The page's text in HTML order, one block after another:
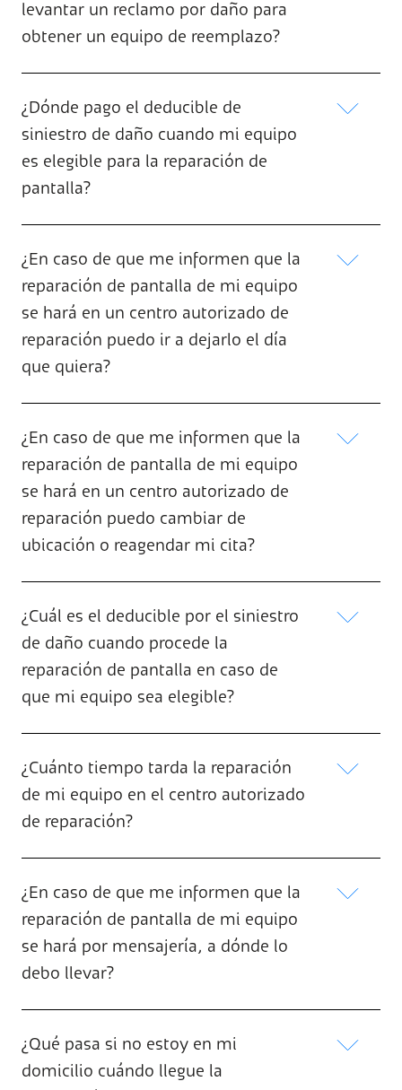
levantar un reclamo por daño para
obtener un equipo de reemplazo?
¿Dónde pago el deducible de
siniestro de daño cuando mi equipo
es elegible para la reparación de
pantalla?
¿En caso de que me informen que la
reparación de pantalla de mi equipo
se hará en un centro autorizado de
reparación puedo ir a dejarlo el día
que quiera?
¿En caso de que me informen que la
reparación de pantalla de mi equipo
se hará en un centro autorizado de
reparación puedo cambiar de
ubicación o reagendar mi cita?
¿Cuál es el deducible por el siniestro
de daño cuando procede la
reparación de pantalla en caso de
que mi equipo sea elegible?
¿Cuánto tiempo tarda la reparación
de mi equipo en el centro autorizado
de reparación?
¿En caso de que me informen que la
reparación de pantalla de mi equipo
se hará por mensajería, a dónde lo
debo llevar?
¿Qué pasa si no estoy en mi
domicilio cuándo llegue la